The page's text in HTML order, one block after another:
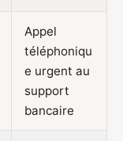
Appel
téléphoniqu
e urgent au
support
bancaire